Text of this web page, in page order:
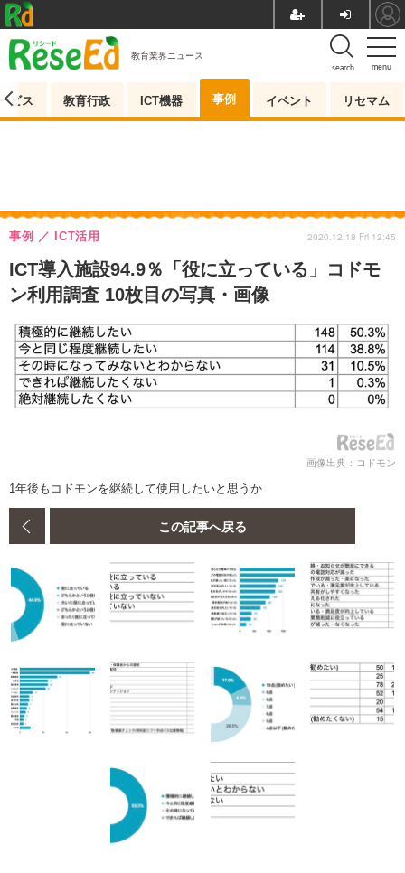
menu
search
教育業界ニュース
ビス 教育行政 ICT機器 事例 イベント リセマム
ICT導入施設94.9％「役に立っている」コドモ
ン利用調査 10枚目の写真・画像
事例 ICT活用 2020.12.18 Fri 12:45
画像出典：コドモン
1年後もコドモンを継続して使用したいと思うか
この記事へ戻る